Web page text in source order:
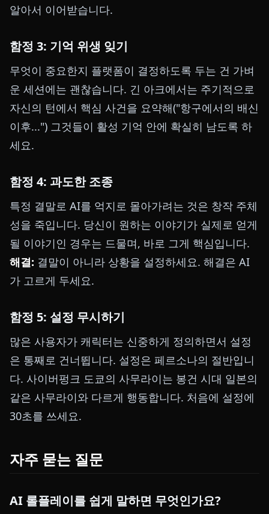
알아서 이어받습니다.
함정 3: 기억 위생 잊기
무엇이 중요한지 플랫폼이 결정하도록 두는 건 가벼
운 세션에는 괜찮습니다. 긴 아크에서는 주기적으로
자신의 턴에서 핵심 사건을 요약해("항구에서의 배신
이후...") 그것들이 활성 기억 안에 확실히 남도록 하
세요.
함정 4: 과도한 조종
특정 결말로 AI를 억지로 몰아가려는 것은 창작 주체
성을 죽입니다. 당신이 원하는 이야기가 실제로 얻게
될 이야기인 경우는 드물며, 바로 그게 핵심입니다.
해결: 결말이 아니라 상황을 설정하세요. 해결은 AI
가 고르게 두세요.
함정 5: 설정 무시하기
많은 사용자가 캐릭터는 신중하게 정의하면서 설정
은 통째로 건너뜁니다. 설정은 페르소나의 절반입니
다. 사이버펑크 도쿄의 사무라이는 봉건 시대 일본의
같은 사무라이와 다르게 행동합니다. 처음에 설정에
30초를 쓰세요.
자주 묻는 질문
AI 롤플레이를 쉽게 말하면 무엇인가요?